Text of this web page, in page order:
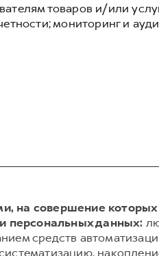
товаров и/или
мониторинг и
на совершение
персональных данных:
средств